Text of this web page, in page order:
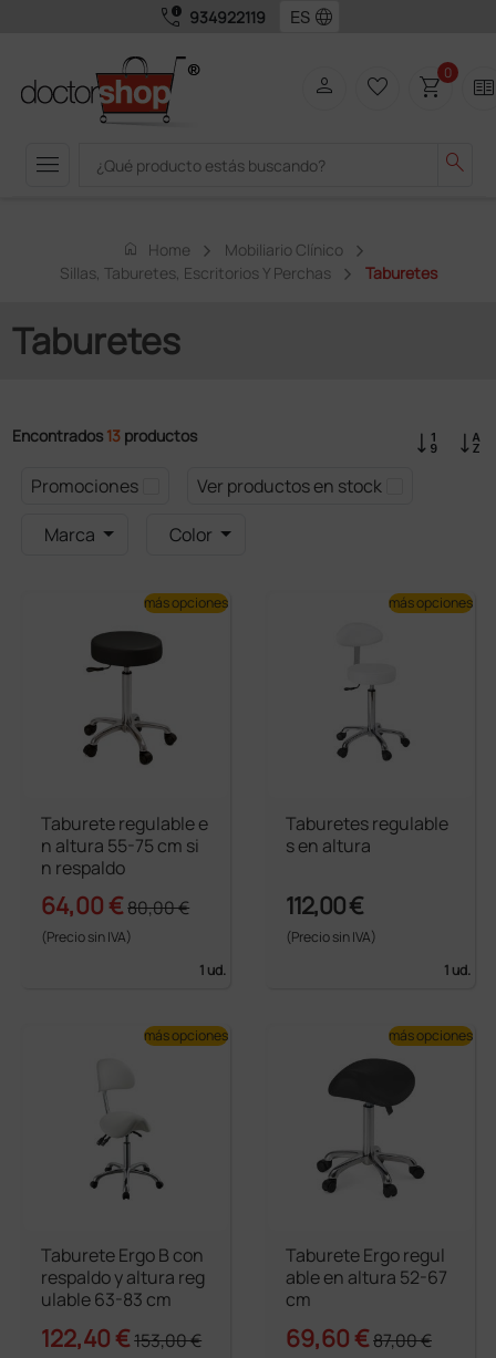
call_quality 934922119 language
menu search
person favorite_border shopping_cart0 two_pager
home Home
Mobiliario Clínico
Sillas, Taburetes, Escritorios Y Perchas
Taburetes
Taburetes
Encontrados 13 productos
Promociones
Ver productos en stock
Marca
Color
Taburete regulable e
n altura 55-75 cm si
n respaldo
64,00 €80,00 €
(Precio sin IVA)
1 ud.
más opciones
Taburetes regulable
s en altura
112,00 €
(Precio sin IVA)
1 ud.
más opciones
Taburete Ergo B con
respaldo y altura reg
ulable 63-83 cm
122,40 €153,00 €
más opciones
Taburete Ergo regul
able en altura 52-67
cm
69,60 €87,00 €
más opciones